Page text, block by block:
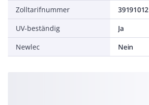
Zolltarifnummer
39191012
UV-beständig
Ja
Newlec
Nein